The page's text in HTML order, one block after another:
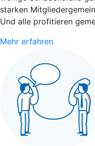
starken
Und alle profitieren
Mehr erfahren